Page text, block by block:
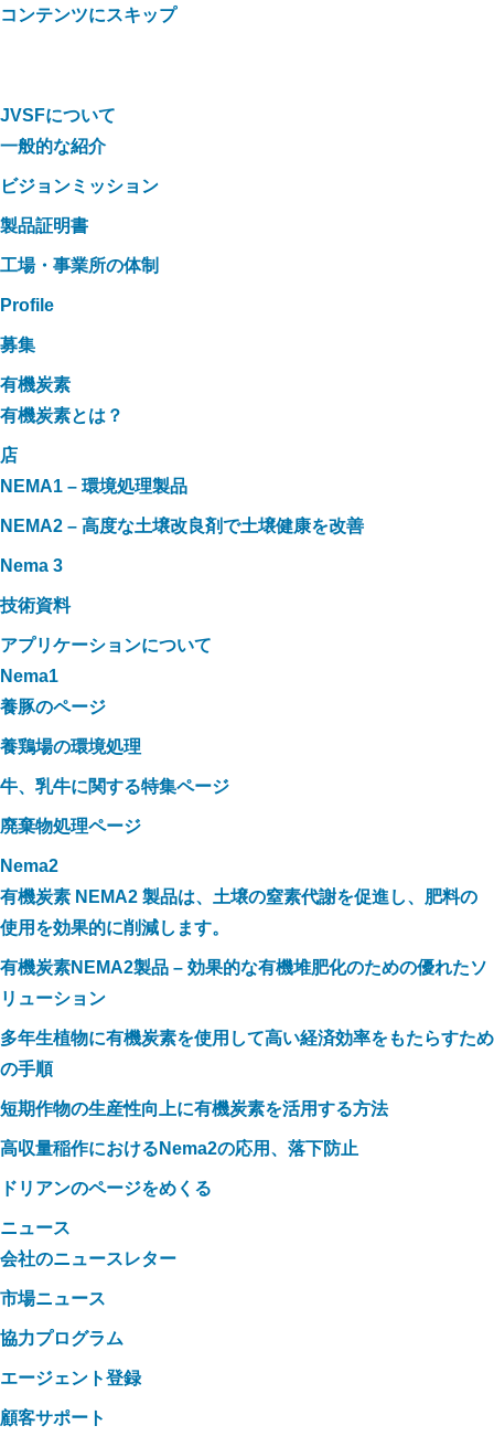
コンテンツにスキップ
JVSFについて
一般的な紹介
ビジョンミッション
製品証明書
工場・事業所の体制
Profile
募集
有機炭素
有機炭素とは？
店
NEMA1 – 環境処理製品
NEMA2 – 高度な土壌改良剤で土壌健康を改善
Nema 3
技術資料
アプリケーションについて
Nema1
養豚のページ
養鶏場の環境処理
牛、乳牛に関する特集ページ
廃棄物処理ページ
Nema2
有機炭素 NEMA2 製品は、土壌の窒素代謝を促進し、肥料の
使用を効果的に削減します。
有機炭素NEMA2製品 – 効果的な有機堆肥化のための優れたソ
リューション
多年生植物に有機炭素を使用して高い経済効率をもたらすため
の手順
短期作物の生産性向上に有機炭素を活用する方法
高収量稲作におけるNema2の応用、落下防止
ドリアンのページをめくる
ニュース
会社のニュースレター
市場ニュース
協力プログラム
エージェント登録
顧客サポート